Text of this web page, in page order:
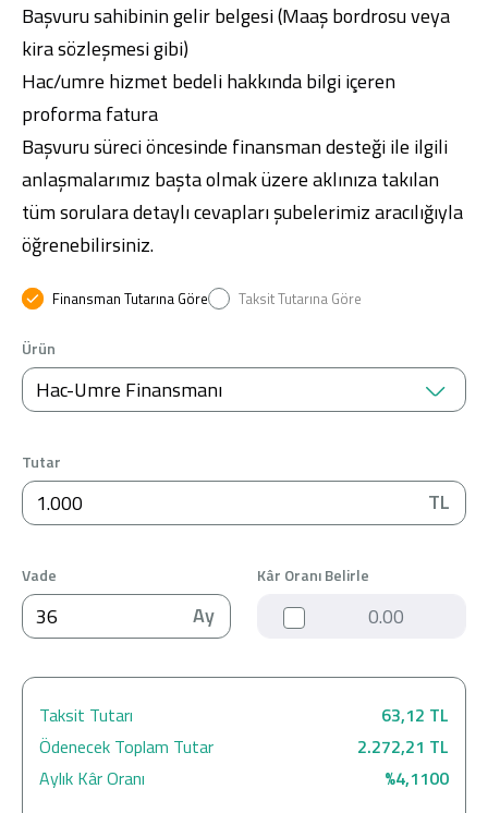
Başvuru sahibinin gelir belgesi (Maaş bordrosu veya
kira sözleşmesi gibi)
Hac/umre hizmet bedeli hakkında bilgi içeren
proforma fatura
Başvuru süreci öncesinde finansman desteği ile ilgili
anlaşmalarımız başta olmak üzere aklınıza takılan
tüm sorulara detaylı cevapları şubelerimiz aracılığıyla
öğrenebilirsiniz.
Finansman Tutarına Göre Taksit Tutarına Göre
Ürün
Hac-Umre Finansmanı
Tutar
TL
Vade
Ay
Kâr Oranı Belirle
Kar Oranı